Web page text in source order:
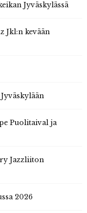
Jyväskylässä
Jkl:n kevään
Puolitaival ja
Jazzliiton
2026